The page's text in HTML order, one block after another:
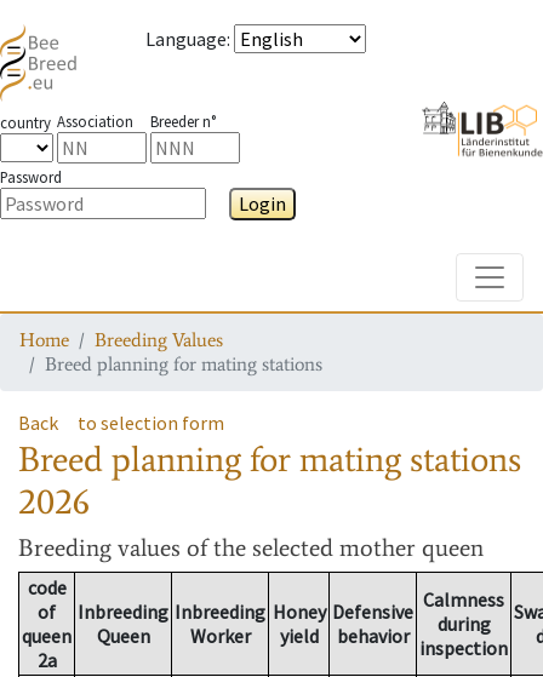
Language:
country Association Breeder n°
Password
Login
Home
Breeding Values
Breed planning for mating stations
Back to selection form
Breed planning for mating stations
2026
Breeding values of the selected mother queen
code
of
queen
2a
Inbreeding
Queen
Inbreeding
Worker
Honey
yield
Defensive
behavior
Calmness
during
inspection